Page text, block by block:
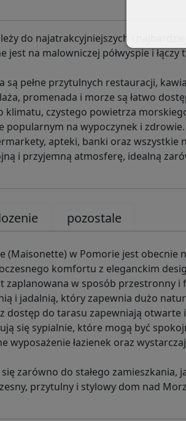
do najatrakcyjniejszych i
jest na malowniczej półwyspie i
są pełne przytulnych restauracji,
promenada i morze są łatwo
klimatu, czystego powietrza
popularnym na wypoczynek i zdrowie.
apteki, banki oraz wszystkie
i przyjemną atmosferę, idealną
pozostale
(Maisonette) w Pomorie jest
komfortu z eleganckim
zaplanowana w sposób przestronny
i jadalnią, który zapewnia dużo
dostęp do tarasu zapewniają
się sypialnie, które mogą być
wyposażenie łazienek oraz
zarówno do stałego
przytulny i stylowy dom nad